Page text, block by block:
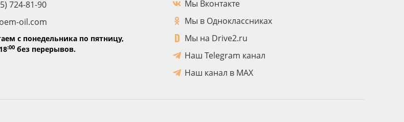
724-81-90
oil.com
с понедельника по пятницу,
:00без перерывов.
Мы Вконтакте
Мы в Одноклассниках
Мы на Drive2.ru
Наш Telegram канал
Наш канал в MAX